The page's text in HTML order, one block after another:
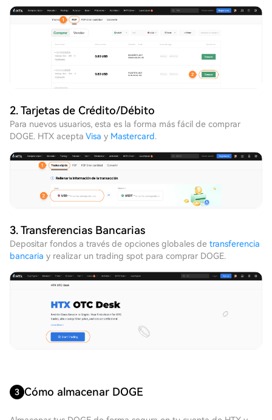
2. Tarjetas de Crédito/Débito
Para nuevos usuarios, esta es la forma más fácil de comprar
DOGE. HTX acepta Visa y Mastercard.
3. Transferencias Bancarias
Depositar fondos a través de opciones globales de transferencia
bancaria y realizar un trading spot para comprar DOGE.
3 Cómo almacenar DOGE